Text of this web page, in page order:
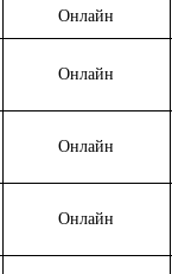
Онлайн
Онлайн
Онлайн
Онлайн